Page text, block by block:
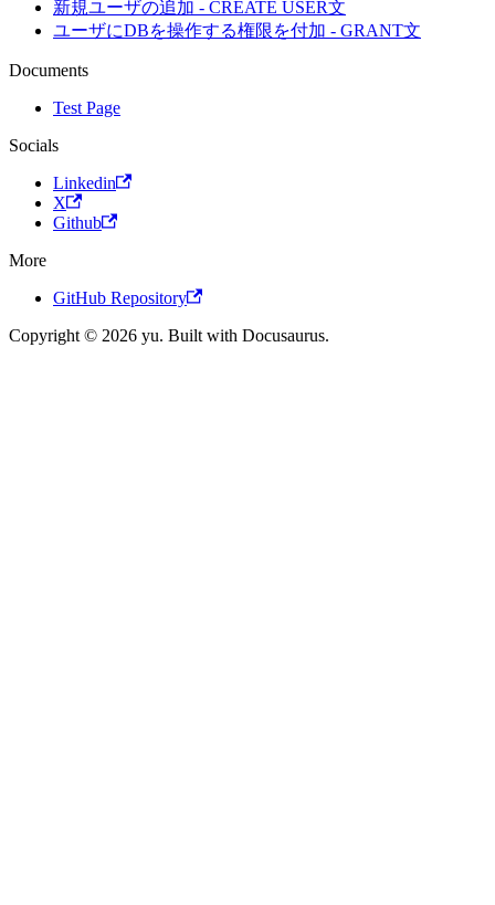
新規ユーザの追加 - CREATE USER文
ユーザにDBを操作する権限を付加 - GRANT文
Documents
Test Page
Socials
Linkedin
X
Github
More
GitHub Repository
Copyright © 2026 yu. Built with Docusaurus.